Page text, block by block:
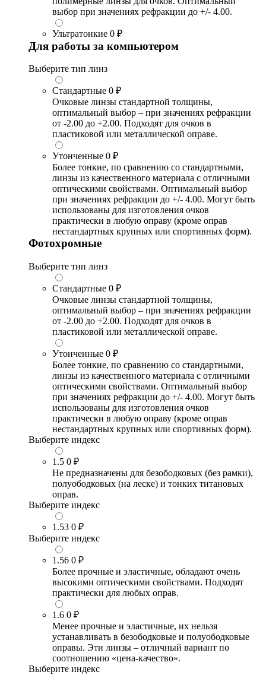
выбор при значениях рефракции до +/- 4.00.
Ультратонкие 0 ₽
Для работы за компьютером
Выберите тип линз
Стандартные 0 ₽
Очковые линзы стандартной толщины,
оптимальный выбор – при значениях рефракции
от -2.00 до +2.00. Подходят для очков в
пластиковой или металлической оправе.
Утонченные 0 ₽
Более тонкие, по сравнению со стандартными,
линзы из качественного материала с отличными
оптическими свойствами. Оптимальный выбор
при значениях рефракции до +/- 4.00. Могут быть
использованы для изготовления очков
практически в любую оправу (кроме оправ
нестандартных крупных или спортивных форм).
Фотохромные
Выберите тип линз
Стандартные 0 ₽
Очковые линзы стандартной толщины,
оптимальный выбор – при значениях рефракции
от -2.00 до +2.00. Подходят для очков в
пластиковой или металлической оправе.
Утонченные 0 ₽
Более тонкие, по сравнению со стандартными,
линзы из качественного материала с отличными
оптическими свойствами. Оптимальный выбор
при значениях рефракции до +/- 4.00. Могут быть
использованы для изготовления очков
практически в любую оправу (кроме оправ
нестандартных крупных или спортивных форм).
Выберите индекс
1.5 0 ₽
Не предназначены для безободковых (без рамки),
полуободковых (на леске) и тонких титановых
оправ.
Выберите индекс
1.53 0 ₽
Выберите индекс
1.56 0 ₽
Более прочные и эластичные, обладают очень
высокими оптическими свойствами. Подходят
практически для любых оправ.
1.6 0 ₽
Менее прочные и эластичные, их нельзя
устанавливать в безободковые и полуободковые
оправы. Эти линзы – отличный вариант по
соотношению «цена-качество».
Выберите индекс